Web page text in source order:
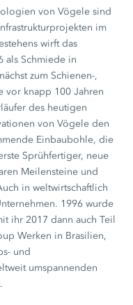
von Vögele sind
im
wirft das
als Schmiede in
zum Schienen-,
vor knapp 100 Jahren
des heutigen
von Vögele den
Einbaubohle, die
Sprühfertiger, neue
Meilensteine und
in weltwirtschaftlich
1996 wurde
ihr 2017 dann auch Teil
Werken in Brasilien,
und
umspannenden